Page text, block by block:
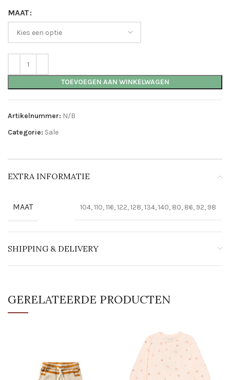
MAAT
TOEVOEGEN AAN WINKELWAGEN
Artikelnummer: N/B
Categorie: Sale
EXTRA INFORMATIE
MAAT 104, 110, 116, 122, 128, 134, 140, 80, 86, 92, 98
SHIPPING & DELIVERY
GERELATEERDE PRODUCTEN